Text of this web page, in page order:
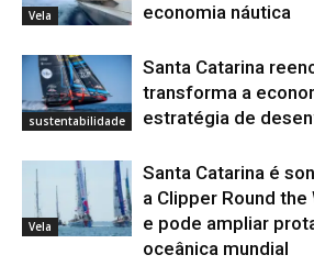
Vela
economia náutica
sustentabilidade
Santa Catarina
transforma a
estratégia de
Vela
Santa Catarina é
a Clipper Round the
e pode ampliar
oceânica mundial